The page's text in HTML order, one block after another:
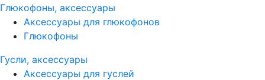
Глюкофоны, аксессуары
Аксессуары для глюкофонов
Глюкофоны
Гусли, аксессуары
Аксессуары для гуслей